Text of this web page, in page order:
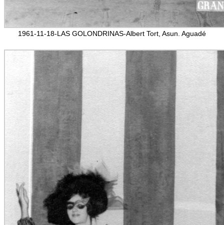
1961-11-18-LAS GOLONDRINAS-Albert Tort, Asun. Aguadé